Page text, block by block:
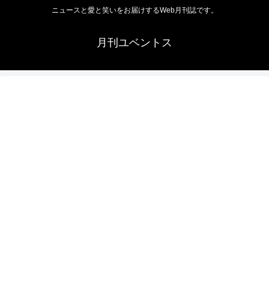
ニュースと愛と笑いをお届けするWeb月刊誌です。
月刊ユベントス